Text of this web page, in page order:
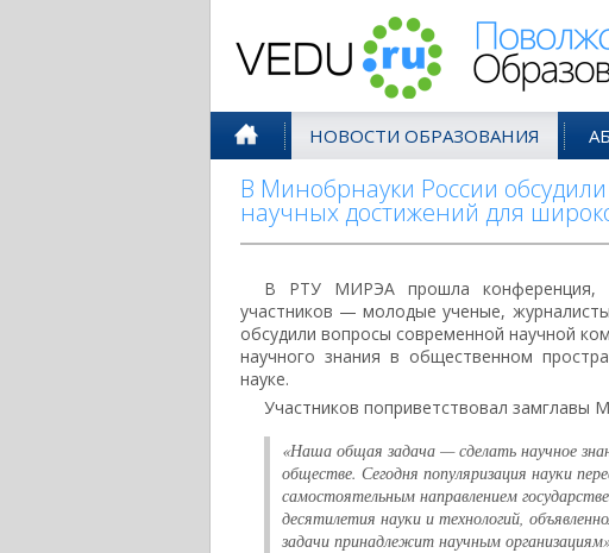
НОВОСТИ ОБРАЗОВАНИЯ
В Минобрнауки России
научных достижений для
В РТУ МИРЭА прошла конференция,
участников — молодые ученые,
обсудили вопросы современной научной
научного знания в общественном
науке.
Участников поприветствовал замглавы
«Наша общая задача — сделать научное
обществе. Сегодня популяризация науки
самостоятельным направлением
десятилетия науки и технологий,
задачи принадлежит научным